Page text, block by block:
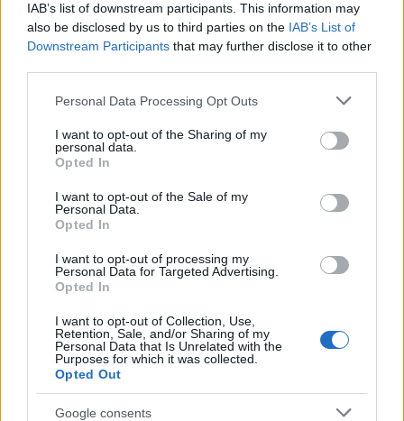
IAB’s list of downstream participants. This information may
also be disclosed by us to third parties on the IAB’s List of
Downstream Participants that may further disclose it to other
Please note that this website/app uses one or more Google
not limited to your visit or usage behaviour. You may click to
grant or deny consent to Google and its third-party tags to
use your data for below specified purposes in below Google
consent section.
Personal Data Processing Opt Outs
I want to opt-out of the Sharing of my
personal data.
Opted In
I want to opt-out of the Sale of my
Personal Data.
Opted In
I want to opt-out of processing my
Personal Data for Targeted Advertising.
Opted In
I want to opt-out of Collection, Use,
Retention, Sale, and/or Sharing of my
Personal Data that Is Unrelated with the
Purposes for which it was collected.
Opted Out
Google consents
queste boutique storiche offre un’opportunità unica
di immergersi nell’autentico spirito milanese, dove
AUTORE